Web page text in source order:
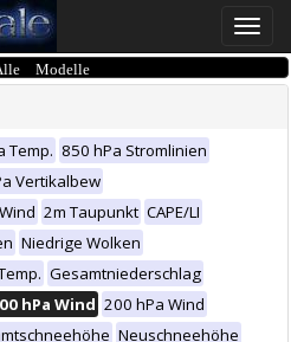
Toggle
Modelle
Temp. 850 hPa Stromlinien
Vertikalbew
2m Taupunkt CAPE/LI
Niedrige Wolken
Gesamtniederschlag
hPa Wind 200 hPa Wind
Neuschneehöhe